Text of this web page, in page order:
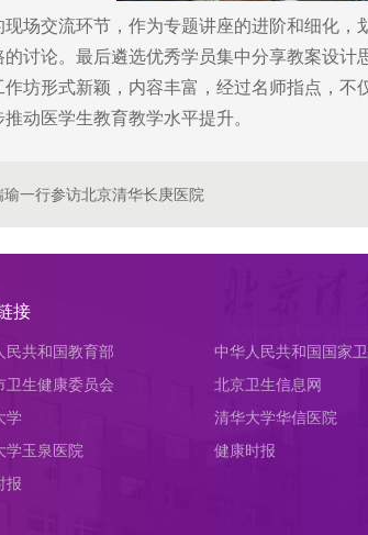
交流环节，作为专题讲座的进阶和细化，
讨论。最后遴选优秀学员集中分享教案设计
形式新颖，内容丰富，经过名师指点，不
动医学生教育教学水平提升。
一行参访北京清华长庚医院
接
民共和国教育部
中华人民共和国国家
卫生健康委员会
北京卫生信息网
学
清华大学华信医院
学玉泉医院
健康时报
报